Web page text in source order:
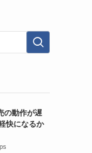
の動作が遅
快になるか